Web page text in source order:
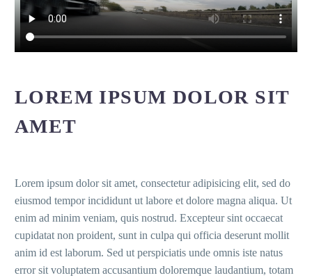
LOREM IPSUM DOLOR SIT
AMET
Lorem ipsum dolor sit amet, consectetur adipisicing elit, sed do
eiusmod tempor incididunt ut labore et dolore magna aliqua. Ut
enim ad minim veniam, quis nostrud. Excepteur sint occaecat
cupidatat non proident, sunt in culpa qui officia deserunt mollit
anim id est laborum. Sed ut perspiciatis unde omnis iste natus
error sit voluptatem accusantium doloremque laudantium, totam